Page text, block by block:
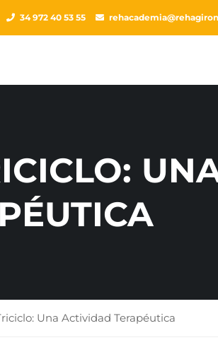
34 972 40 53 55
Una Actividad Terapéutica